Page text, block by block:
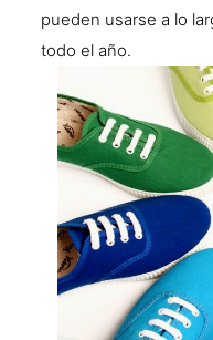
pueden usarse a lo
todo el año.